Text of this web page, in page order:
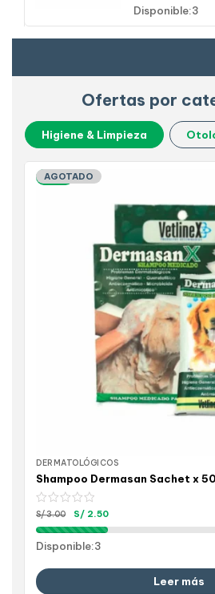
Disponible:3
Ofertas por
Higiene & Limpieza
-17%
AGOTADO
DERMATOLÓGICOS
Shampoo Dermasan Sachet x
S/3.00 S/ 2.50
Disponible:3
Leer más